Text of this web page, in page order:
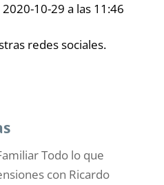
2020-10-29 a las 11:46
redes sociales.
Todo lo que
con Ricardo